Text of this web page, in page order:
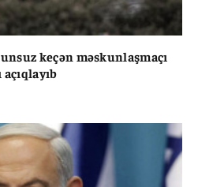
keçən məskunlaşmaçı